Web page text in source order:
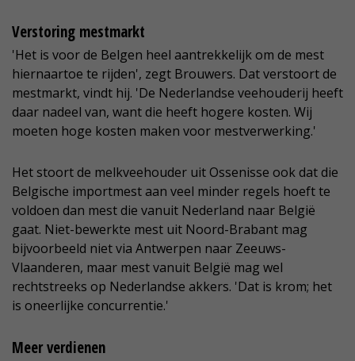
Verstoring mestmarkt
'Het is voor de Belgen heel aantrekkelijk om de mest
hiernaartoe te rijden', zegt Brouwers. Dat verstoort de
mestmarkt, vindt hij. 'De Nederlandse veehouderij heeft
daar nadeel van, want die heeft hogere kosten. Wij
moeten hoge kosten maken voor mestverwerking.'
Het stoort de melkveehouder uit Ossenisse ook dat die
Belgische importmest aan veel minder regels hoeft te
voldoen dan mest die vanuit Nederland naar België
gaat. Niet-bewerkte mest uit Noord-Brabant mag
bijvoorbeeld niet via Antwerpen naar Zeeuws-
Vlaanderen, maar mest vanuit België mag wel
rechtstreeks op Nederlandse akkers. 'Dat is krom; het
is oneerlijke concurrentie.'
Meer verdienen